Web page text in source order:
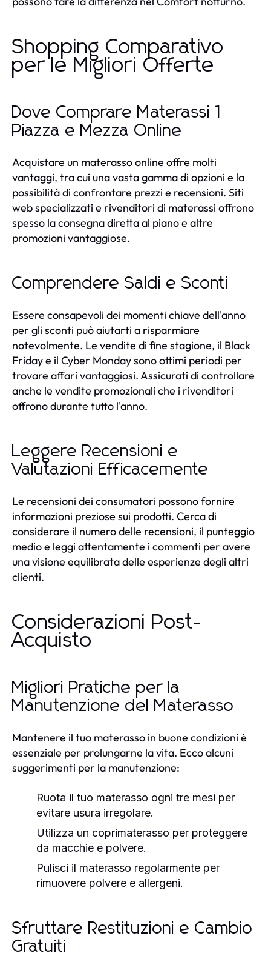
Shopping Comparativo
per le Migliori Offerte
Dove Comprare Materassi 1
Piazza e Mezza Online
Acquistare un materasso online offre molti
vantaggi, tra cui una vasta gamma di opzioni e la
possibilità di confrontare prezzi e recensioni. Siti
web specializzati e rivenditori di materassi offrono
spesso la consegna diretta al piano e altre
promozioni vantaggiose.
Comprendere Saldi e Sconti
Essere consapevoli dei momenti chiave dell'anno
per gli sconti può aiutarti a risparmiare
notevolmente. Le vendite di fine stagione, il Black
Friday e il Cyber Monday sono ottimi periodi per
trovare affari vantaggiosi. Assicurati di controllare
anche le vendite promozionali che i rivenditori
offrono durante tutto l'anno.
Leggere Recensioni e
Valutazioni Efficacemente
Le recensioni dei consumatori possono fornire
informazioni preziose sui prodotti. Cerca di
considerare il numero delle recensioni, il punteggio
medio e leggi attentamente i commenti per avere
una visione equilibrata delle esperienze degli altri
clienti.
Considerazioni Post-
Acquisto
Migliori Pratiche per la
Manutenzione del Materasso
Mantenere il tuo materasso in buone condizioni è
essenziale per prolungarne la vita. Ecco alcuni
suggerimenti per la manutenzione:
Ruota il tuo materasso ogni tre mesi per
evitare usura irregolare.
Utilizza un coprimaterasso per proteggere
da macchie e polvere.
Pulisci il materasso regolarmente per
rimuovere polvere e allergeni.
Sfruttare Restituzioni e Cambio
Gratuiti